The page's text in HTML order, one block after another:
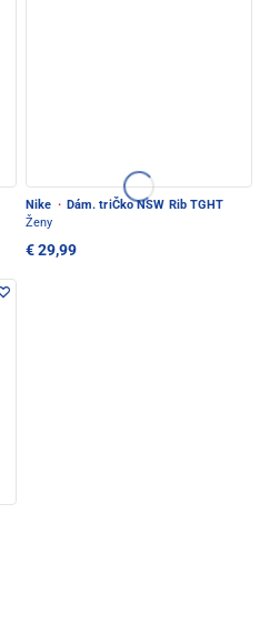
Nike · Dám. triČko NSW Rib TGHT
Ženy
€ 29,99